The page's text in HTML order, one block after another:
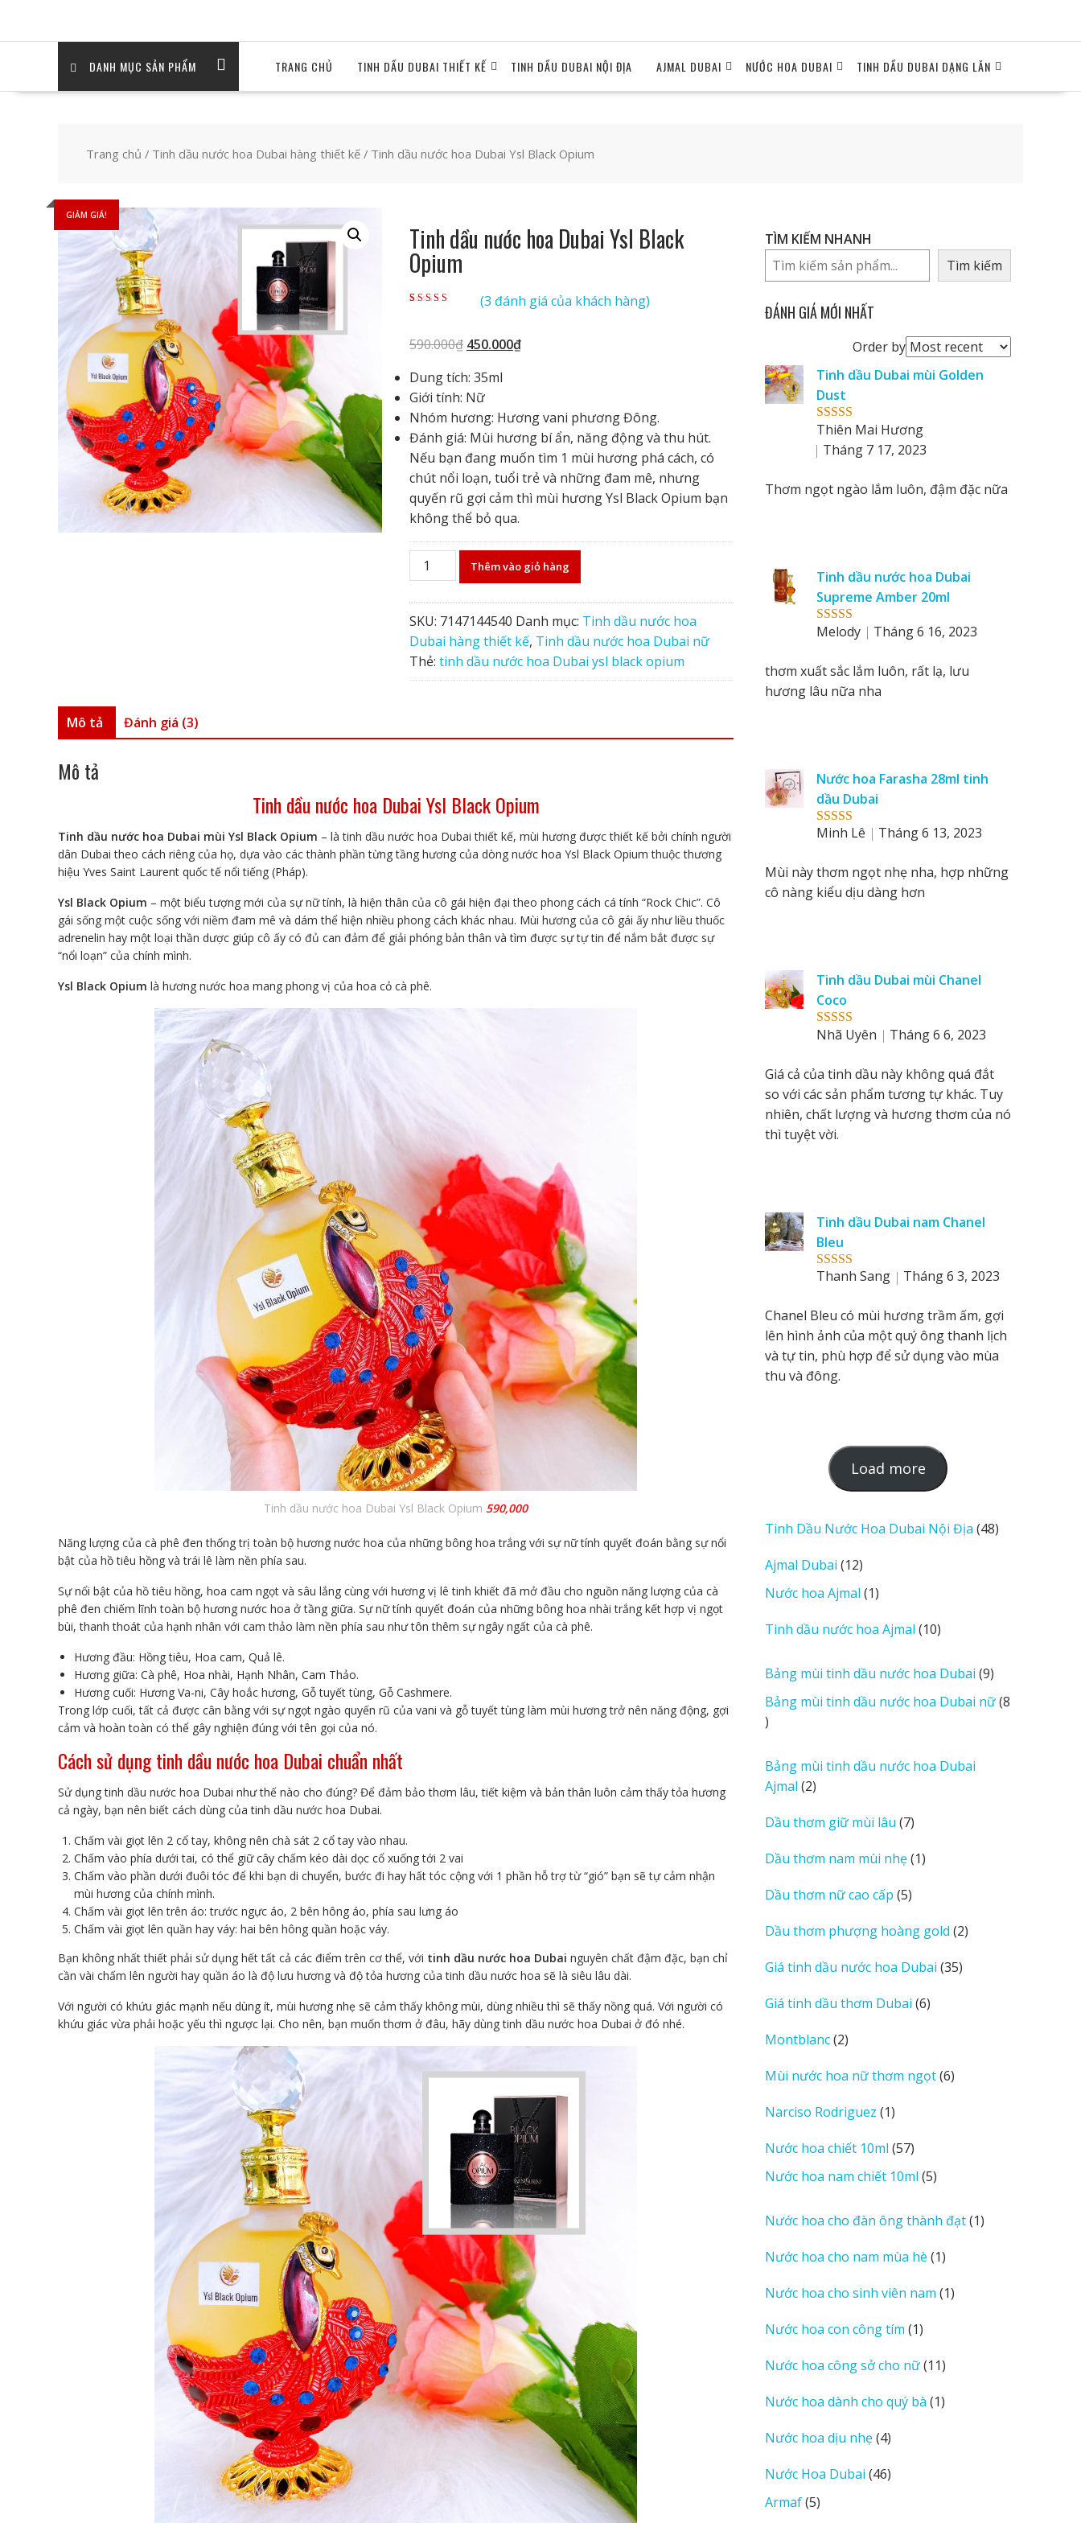
DANH MỤC SẢN PHẨM TRANG CHỦ TINH DẦU DUBAI THIẾT KẾ TINH DẦU DUBAI NỘI ĐỊA AJMAL DUBAI NƯỚC HOA DUBAI TINH DẦU DUBAI DẠNG LĂN
Trang chủ / Tinh dầu nước hoa Dubai hàng thiết kế/ Tinh dầu nước hoa Dubai Ysl Black Opium
GIẢM GIÁ!
Tinh dầu nước hoa Dubai Ysl Black
Opium
(3 đánh giá của khách hàng)
590.000₫ Giá
là:
590.000₫.
450.000₫Giá
450.000₫.
Dung tích: 35ml
Giới tính: Nữ
Nhóm hương: Hương vani phương Đông.
Đánh giá: Mùi hương bí ẩn, năng động và thu hút.
Nếu bạn đang muốn tìm 1 mùi hương phá cách, có
chút nổi loạn, tuổi trẻ và những đam mê, nhưng
quyến rũ gợi cảm thì mùi hương Ysl Black Opium bạn
không thể bỏ qua.
Tinh
dầu
nước
hoa
Dubai
Ysl
Black
lượng
Thêm vào giỏ hàng
SKU: 7147144540 Danh mục: Tinh dầu nước hoa
Dubai hàng thiết kế, Tinh dầu nước hoa Dubai nữ
Thẻ: tinh dầu nước hoa Dubai ysl black opium
Mô tả Đánh giá (3)
Mô tả
Tinh dầu nước hoa Dubai Ysl Black Opium
Tinh dầu nước hoa Dubai mùi Ysl Black Opium – là tinh dầu nước hoa Dubai thiết kế, mùi hương được thiết kế bởi chính người
dân Dubai theo cách riêng của họ, dựa vào các thành phần từng tầng hương của dòng nước hoa Ysl Black Opium thuộc thương
hiệu Yves Saint Laurent quốc tế nổi tiếng (Pháp).
Ysl Black Opium – một biểu tượng mới của sự nữ tính, là hiện thân của cô gái hiện đại theo phong cách cá tính “Rock Chic”. Cô
gái sống một cuộc sống với niềm đam mê và dám thể hiện nhiều phong cách khác nhau. Mùi hương của cô gái ấy như liều thuốc
adrenelin hay một loại thần dược giúp cô ấy có đủ can đảm để giải phóng bản thân và tìm được sự tự tin để nắm bắt được sự
“nổi loạn” của chính mình.
Ysl Black Opium là hương nước hoa mang phong vị của hoa cỏ cà phê.
Tinh dầu nước hoa Dubai Ysl Black Opium 590,000
Năng lượng của cà phê đen thống trị toàn bộ hương nước hoa của những bông hoa trắng với sự nữ tính quyết đoán bằng sự nổi
bật của hồ tiêu hồng và trái lê làm nền phía sau.
Sự nổi bật của hồ tiêu hồng, hoa cam ngọt và sâu lắng cùng với hương vị lê tinh khiết đã mở đầu cho nguồn năng lượng của cà
phê đen chiếm lĩnh toàn bộ hương nước hoa ở tầng giữa. Sự nữ tính quyết đoán của những bông hoa nhài trắng kết hợp vị ngọt
bùi, thanh thoát của hạnh nhân với cam thảo làm nền phía sau như tôn thêm sự ngây ngất của cà phê.
Hương đầu: Hồng tiêu, Hoa cam, Quả lê.
Hương giữa: Cà phê, Hoa nhài, Hạnh Nhân, Cam Thảo.
Hương cuối: Hương Va-ni, Cây hoắc hương, Gỗ tuyết tùng, Gỗ Cashmere.
Trong lớp cuối, tất cả được cân bằng với sự ngọt ngào quyến rũ của vani và gỗ tuyết tùng làm mùi hương trở nên năng động, gợi
cảm và hoàn toàn có thể gây nghiện đúng với tên gọi của nó.
Cách sử dụng tinh dầu nước hoa Dubai chuẩn nhất
Sử dụng tinh dầu nước hoa Dubai như thế nào cho đúng? Để đảm bảo thơm lâu, tiết kiệm và bản thân luôn cảm thấy tỏa hương
cả ngày, bạn nên biết cách dùng của tinh dầu nước hoa Dubai.
Chấm vài giọt lên 2 cổ tay, không nên chà sát 2 cổ tay vào nhau.
Chấm vào phía dưới tai, có thể giữ cây chấm kéo dài dọc cổ xuống tới 2 vai
Chấm vào phần dưới đuôi tóc để khi bạn di chuyển, bước đi hay hất tóc cộng với 1 phần hỗ trợ từ “gió” bạn sẽ tự cảm nhận
mùi hương của chính mình.
Chấm vài giọt lên trên áo: trước ngực áo, 2 bên hông áo, phía sau lưng áo
Chấm vài giọt lên quần hay váy: hai bên hông quần hoặc váy.
Bạn không nhất thiết phải sử dụng hết tất cả các điểm trên cơ thể, với tinh dầu nước hoa Dubai nguyên chất đậm đặc, bạn chỉ
cần vài chấm lên người hay quần áo là độ lưu hương và độ tỏa hương của tinh dầu nước hoa sẽ là siêu lâu dài.
Với người có khứu giác mạnh nếu dùng ít, mùi hương nhẹ sẽ cảm thấy không mùi, dùng nhiều thì sẽ thấy nồng quá. Với người có
khứu giác vừa phải hoặc yếu thì ngược lại. Cho nên, bạn muốn thơm ở đâu, hãy dùng tinh dầu nước hoa Dubai ở đó nhé.
TÌM KIẾM NHANH
Tìm kiếm
ĐÁNH GIÁ MỚI NHẤT
Order byOrder
reviews
by
Rated5 out
of 5
Tinh dầu Dubai mùi Golden
Dust
Thiên Mai Hương
Tháng 7 17, 2023
Thơm ngọt ngào lắm luôn, đậm đặc nữa
Rated5out
Tinh dầu nước hoa Dubai
Supreme Amber 20ml
Melody
Tháng 6 16, 2023
thơm xuất sắc lắm luôn, rất lạ, lưu
hương lâu nữa nha
Rated 5out
Nước hoa Farasha 28ml tinh
dầu Dubai
Minh Lê
Tháng 6 13, 2023
Mùi này thơm ngọt nhẹ nha, hợp những
cô nàng kiểu dịu dàng hơn
Rated5out
Tinh dầu Dubai mùi Chanel
Coco
Nhã Uyên
Tháng 6 6, 2023
Giá cả của tinh dầu này không quá đắt
so với các sản phẩm tương tự khác. Tuy
nhiên, chất lượng và hương thơm của nó
thì tuyệt vời.
Rated5 out
Tinh dầu Dubai nam Chanel
Bleu
Thanh Sang
Tháng 6 3, 2023
Chanel Bleu có mùi hương trầm ấm, gợi
lên hình ảnh của một quý ông thanh lịch
và tự tin, phù hợp để sử dụng vào mùa
thu và đông.
Load moreL
o
d
r
v
e
Tinh Dầu Nước Hoa Dubai Nội Địa 4848
Ajmal Dubai 1212
sản
phẩm
Nước hoa Ajmal 11
phẩm
Tinh dầu nước hoa Ajmal 1010
phẩm
Bảng mùi tinh dầu nước hoa Dubai 99
sản
phẩm
Bảng mùi tinh dầu nước hoa Dubai nữ 8
8
phẩm
Bảng mùi tinh dầu nước hoa Dubai
Ajmal 22
phẩm
Dầu thơm giữ mùi lâu 77
phẩm
Dầu thơm nam mùi nhẹ 11
Dầu thơm nữ cao cấp 55
phẩm
Dầu thơm phượng hoàng gold 22
Giá tinh dầu nước hoa Dubai 3535
Giá tinh dầu thơm Dubai 66
Montblanc 22
phẩm
Mùi nước hoa nữ thơm ngọt 66
Narciso Rodriguez 11
phẩm
Nước hoa chiết 10ml 5757
sản
phẩm
Nước hoa nam chiết 10ml 55
phẩm
Nước hoa cho đàn ông thành đạt 11
Nước hoa cho nam mùa hè 11
phẩm
Nước hoa cho sinh viên nam 11
Nước hoa con công tím 11
phẩm
Nước hoa công sở cho nữ 1111
phẩm
Nước hoa dành cho quý bà 11
Nước hoa dịu nhẹ 44
phẩm
Nước Hoa Dubai 4646
Armaf 55